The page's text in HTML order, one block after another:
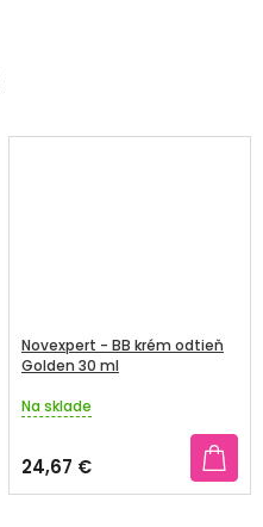
Novexpert - BB krém odtieň
Golden 30 ml
Priemerné
produktu
je
4,3
Na sklade
24,67 €